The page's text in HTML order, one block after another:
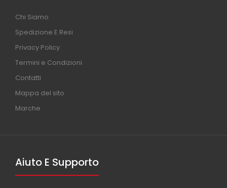
Chi Siamo
Spedizione E Resi
Privacy Policy
Termini e Condizioni
Contatti
Mappa del sito
Marche
Aiuto E Supporto